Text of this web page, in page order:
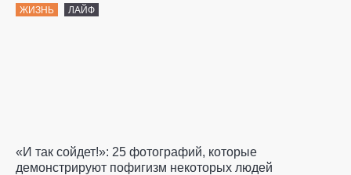
ЖИЗНЬ ЛАЙФ
«И так сойдет!»: 25 фотографий, которые
демонстрируют пофигизм некоторых людей